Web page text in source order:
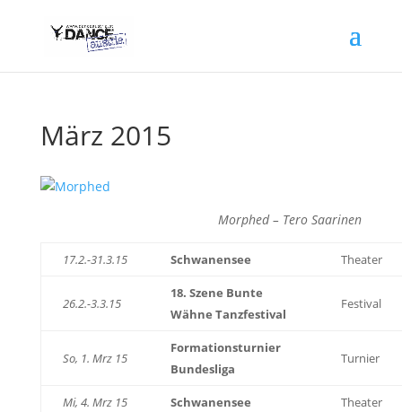
März 2015
Morphed – Tero Saarinen
17.2.-31.3.15 Schwanensee Theater
26.2.-3.3.15
18. Szene Bunte
Wähne Tanzfestival
Festival
So, 1. Mrz 15
Formationsturnier
Bundesliga
Turnier
Mi, 4. Mrz 15 Schwanensee Theater